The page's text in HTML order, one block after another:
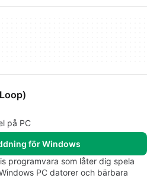
på PC
för Windows
programvara som låter dig spela
PC datorer och bärbara